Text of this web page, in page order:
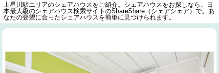
上星川駅エリアのシェアハウスをご紹介。シェアハウスをお探しなら、日
本最大級のシェアハウス検索サイトのShareShare（シェアシェア）で。あ
なたの要望に合ったシェアハウスを簡単に見つけられます。